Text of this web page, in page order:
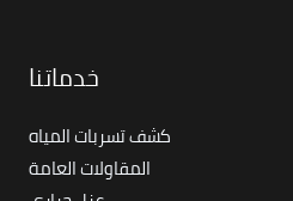
خدماتنا
كشف تسربات المياه
المقاولات العامة